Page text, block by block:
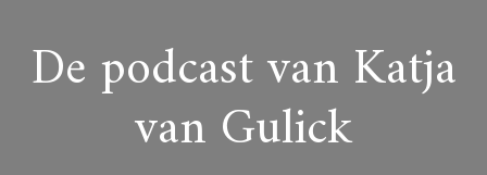
De podcast van Katja
van Gulick